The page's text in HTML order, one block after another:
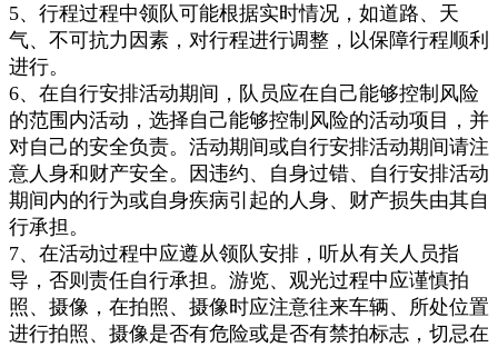
5、行程过程中领队可能根据实时情况，如道路、天
气、不可抗力因素，对行程进行调整，以保障行程顺利
进行。
6、在自行安排活动期间，队员应在自己能够控制风险
的范围内活动，选择自己能够控制风险的活动项目，并
对自己的安全负责。活动期间或自行安排活动期间请注
意人身和财产安全。因违约、自身过错、自行安排活动
期间内的行为或自身疾病引起的人身、财产损失由其自
行承担。
7、在活动过程中应遵从领队安排，听从有关人员指
导，否则责任自行承担。游览、观光过程中应谨慎拍
照、摄像，在拍照、摄像时应注意往来车辆、所处位置
进行拍照、摄像是否有危险或是否有禁拍标志，切忌在